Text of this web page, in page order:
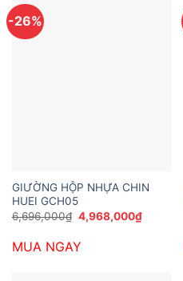
-26%
GIƯỜNG HỘP NHỰA CHIN
HUEI GCH05
6,696,000₫ Giá
gốc
6,696,000₫.
4,968,000₫Giá
hiện
MUA NGAY